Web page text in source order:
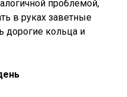
проблемой,
в руках заветные
дорогие кольца и